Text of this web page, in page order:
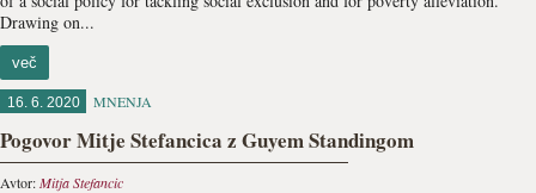
Drawing on...
več
16. 6. 2020 MNENJA
Pogovor Mitje Stefancica z Guyem Standingom
Avtor:Mitja Stefancic